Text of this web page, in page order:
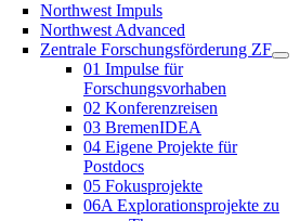
Northwest Impuls
Northwest Advanced
Zentrale Forschungsförderung ZF
01 Impulse für
Forschungsvorhaben
02 Konferenzreisen
03 BremenIDEA
04 Eigene Projekte für
Postdocs
05 Fokusprojekte
06A Explorationsprojekte zu